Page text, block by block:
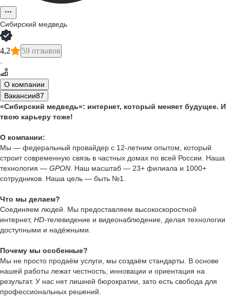
Сибирский медведь
4,2 59 отзывов
·
О компании
Вакансии87
«Сибирский медведь»: интернет, который меняет будущее. И
твою карьеру тоже!
О компании:
Мы — федеральный провайдер с 12-летним опытом, который
строит современную связь в частных домах по всей России. Наша
технология — GPON . Наш масштаб — 23+ филиала и 1000+
сотрудников. Наша цель — быть №1.
Что мы делаем?
Соединяем людей. Мы предоставляем высокоскоростной
интернет, HD-телевидение и видеонаблюдение, делая технологии
доступными и надёжными.
Почему мы особенные?
Мы не просто продаём услуги, мы создаём стандарты. В основе
нашей работы лежат честность, инновации и ориентация на
результат. У нас нет лишней бюрократии, зато есть свобода для
профессиональных решений.